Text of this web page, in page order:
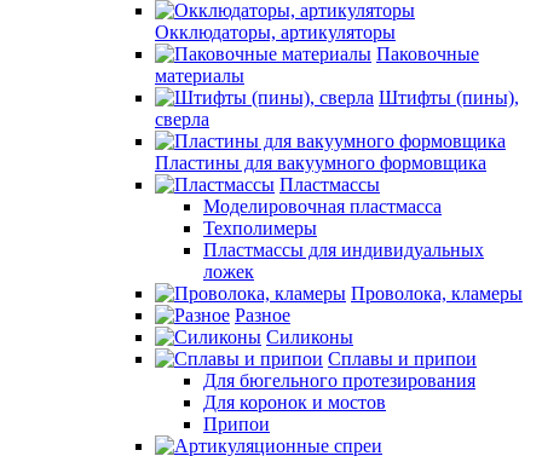
Окклюдаторы, артикуляторы
Паковочные
материалы
Штифты (пины),
сверла
Пластины для вакуумного формовщика
Пластмассы
Моделировочная пластмасса
Техполимеры
Пластмассы для индивидуальных
ложек
Проволока, кламеры
Разное
Силиконы
Сплавы и припои
Для бюгельного протезирования
Для коронок и мостов
Припои